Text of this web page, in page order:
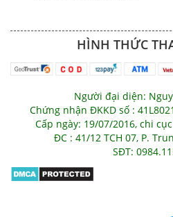
HÌNH THỨC
Người đại diện:
Chứng nhận ĐKKD số :
Cấp ngày: 19/07/2016, chi
ĐC : 41/12 TCH 07, P.
SĐT: